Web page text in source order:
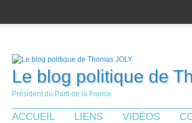
Le blog politique de
Président du Parti de la France
ACCUEIL LIENS VIDÉOS